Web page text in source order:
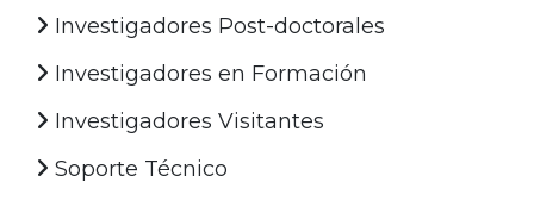
Investigadores Post-doctorales
Investigadores en Formación
Investigadores Visitantes
Soporte Técnico